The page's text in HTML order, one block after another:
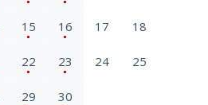
15 16 17 18
22 23 24 25
29 30